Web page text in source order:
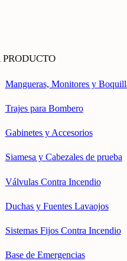
PRODUCTO
Mangueras, Monitores y
Trajes para Bombero
Gabinetes y Accesorios
Siamesa y Cabezales de prueba
Válvulas Contra Incendio
Duchas y Fuentes Lavaojos
Sistemas Fijos Contra Incendio
Base de Emergencias